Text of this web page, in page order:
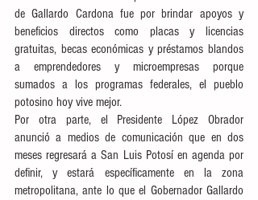
de Gallardo Cardona fue por brindar apoyos y
beneficios directos como placas y licencias
gratuitas, becas económicas y préstamos blandos
a emprendedores y microempresas porque
sumados a los programas federales, el pueblo
potosino hoy vive mejor.
Por otra parte, el Presidente López Obrador
anunció a medios de comunicación que en dos
meses regresará a San Luis Potosí en agenda por
definir, y estará específicamente en la zona
metropolitana, ante lo que el Gobernador Gallardo